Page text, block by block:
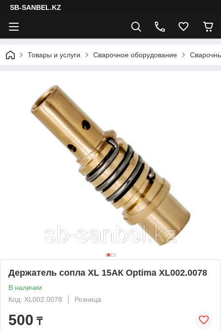
SB-SANBEL.KZ
Товары и услуги Сварочное оборудование
Держатель сопла XL 15АК Optima XL002.0078
В наличии
Код: XL002.0078
Розница
500 ₸